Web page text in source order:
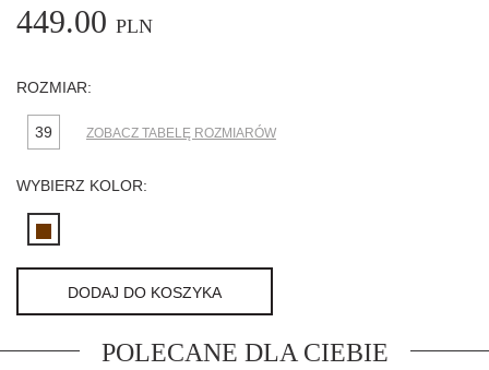
449.00 PLN
ROZMIAR:
39 ZOBACZ TABELĘ ROZMIARÓW
WYBIERZ KOLOR:
DODAJ DO KOSZYKA
POLECANE DLA CIEBIE